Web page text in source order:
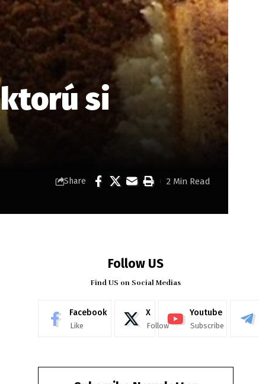
si
Share 2 Min Read
Follow US
Find US on Social Medias
Facebook
Like
X
Follow
Youtube
Subscribe